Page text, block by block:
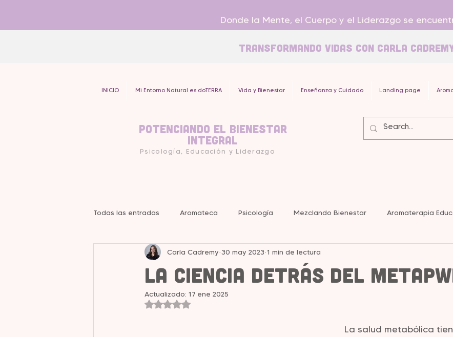
Donde la Mente, el Cuerpo y el Liderazgo se
Transformando Vidas con carla
INICIO Mi Entorno Natural es doTERRA Vida y Bienestar Enseñanza y Cuidado Landing page
Potenciando el Bienestar
Integral
Psicología, Educación y Liderazgo
Todas las entradas Aromateca Psicología Mezclando Bienestar Aromaterapia
Liderazgo y Mentalidad
La Ciencia detrás del
Carla Cadremy 30 may 2023 1 min de lectura
Actualizado: 17 ene 2025
Obtuvo NaN de 5 estrellas.
La salud metabólica